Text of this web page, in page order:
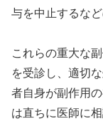
与を中止するな
これらの重大な
を受診し、適切
者自身が副作用
は直ちに医師に